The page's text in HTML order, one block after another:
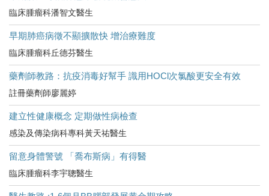
臨床腫瘤科潘智文醫生
早期肺癌病徵不顯擴散快 增治療難度
臨床腫瘤科丘德芬醫生
藥劑師教路：抗疫消毒好幫手 識用HOCl次氯酸更安全有效
註冊藥劑師廖麗婷
建立性健康概念 定期做性病檢查
感染及傳染病科專科黃天祐醫生
留意身體警號 「喬布斯病」有得醫
臨床腫瘤科李宇聰醫生